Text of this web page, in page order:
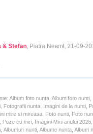
& Stefan, Piatra Neamt, 21-09-
Album foto nunta, Album foto
Fotografii nunta, Imagini de la nunti,
mire si mireasa, Foto nunti, Foto
Poze cu miri, Imagini Mirii anului
Albumuri nunti, Albume nunta,